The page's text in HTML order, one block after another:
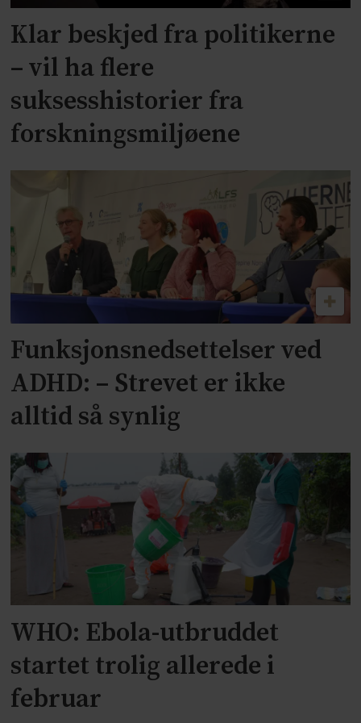
Klar beskjed fra politikerne
– vil ha flere
suksesshistorier fra
forskningsmiljøene
Funksjonsnedsettelser ved
ADHD: – Strevet er ikke
alltid så synlig
WHO: Ebola-utbruddet
startet trolig allerede i
februar